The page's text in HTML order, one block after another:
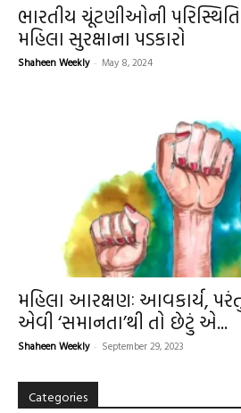
ભારતીય ચૂંટણીઓની
મહિલા સુરક્ષાના પડકારો
Shaheen Weekly - May 8, 2024
મહિલા આરક્ષણઃ આવકાર્ય,
એવી ‘સમાનતા’થી તો છેટું એ...
Shaheen Weekly - September 29, 2023
Categories